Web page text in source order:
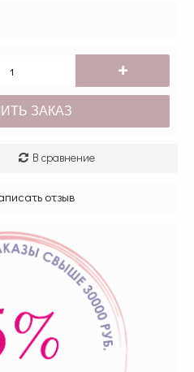
+
ЗАКАЗ
В сравнение
отзыв